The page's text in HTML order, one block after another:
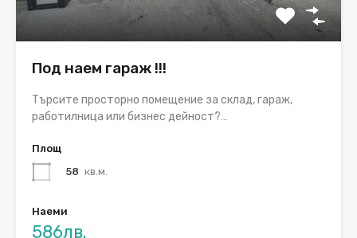
Под наем гараж !!!
Търсите просторно помещение за склад, гараж,
работилница или бизнес дейност?…
Площ
58 кв.м.
Наеми
586лв.